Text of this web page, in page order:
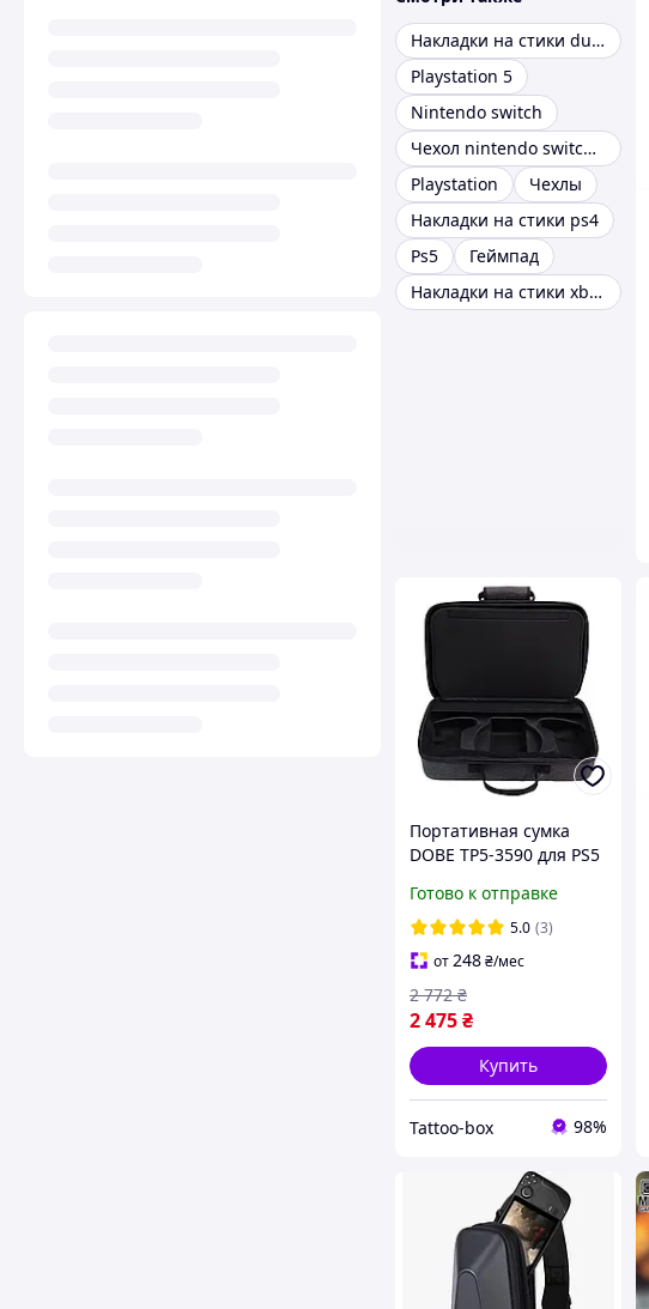
Накладки на стики dualsense
Playstation 5
Nintendo switch
Чехол nintendo switch lite
Playstation
Чехлы
Накладки на стики ps4
Ps5
Геймпад
Накладки на стики xbox
Портативная сумка
DOBE TP5-3590 для PS5
плечевым ремнём для
удобного переноса
консоли
Готово к отправке
5.0 (3)
от 248₴/мес
2 475₴
2 772 ₴
Купить
Tattoo-box 98%